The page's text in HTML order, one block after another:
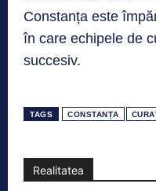
Constanța este
în care echipele de
succesiv.
TAGS CONSTANȚA
Realitatea